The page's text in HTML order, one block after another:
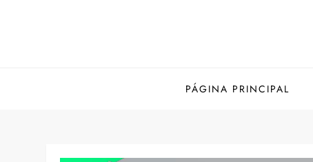
PÁGINA PRINCIPAL